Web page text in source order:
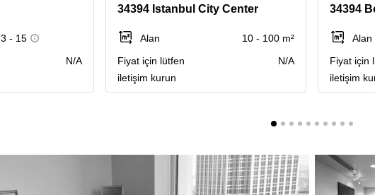
3 - 15
N/A
34394 Istanbul City Center
Alan
10 - 100 m²
Fiyat için lütfen
iletişim kurun
N/A
34394
Alan
Fiyat için
iletişim